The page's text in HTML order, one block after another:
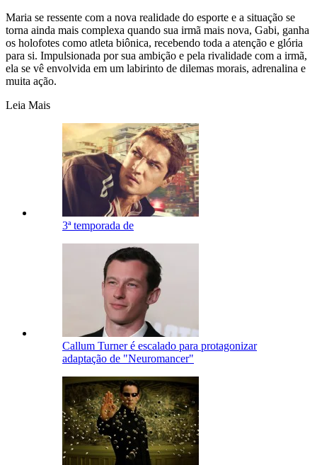
Maria se ressente com a nova realidade do esporte e a situação se
torna ainda mais complexa quando sua irmã mais nova, Gabi, ganha
os holofotes como atleta biônica, recebendo toda a atenção e glória
para si. Impulsionada por sua ambição e pela rivalidade com a irmã,
ela se vê envolvida em um labirinto de dilemas morais, adrenalina e
muita ação.
Leia Mais
3ª temporada de
Callum Turner é escalado para protagonizar
adaptação de "Neuromancer"